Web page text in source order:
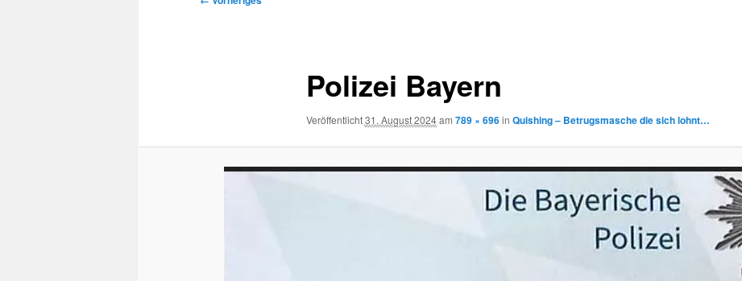
Polizei Bayern
Veröffentlicht31. August 2024am 789 × 696in Quishing – Betrugsmasche die sich lohnt…